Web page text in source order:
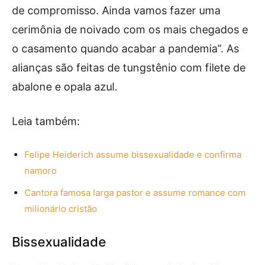
de compromisso. Ainda vamos fazer uma
cerimônia de noivado com os mais chegados e
o casamento quando acabar a pandemia”. As
alianças são feitas de tungstênio com filete de
abalone e opala azul.
Leia também:
Felipe Heiderich assume bissexualidade e confirma
namoro
Cantora famosa larga pastor e assume romance com
milionário cristão
Bissexualidade